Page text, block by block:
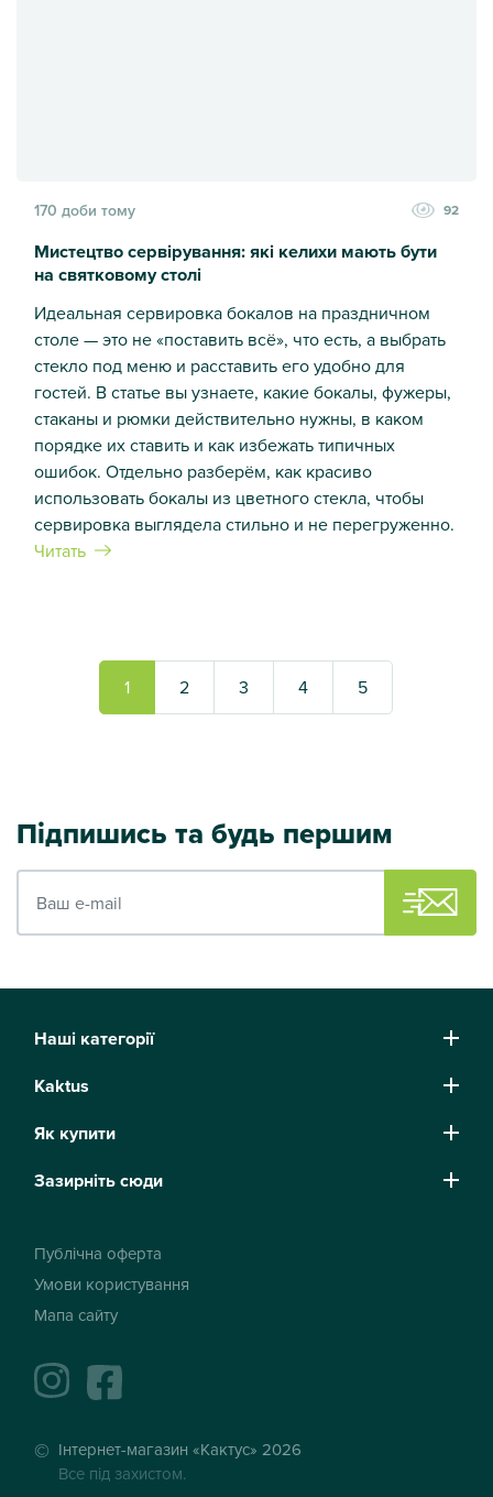
170 доби тому 92
Мистецтво сервірування: які келихи мають бути
на святковому столі
Идеальная сервировка бокалов на праздничном
столе — это не «поставить всё», что есть, а выбрать
стекло под меню и расставить его удобно для
гостей. В статье вы узнаете, какие бокалы, фужеры,
стаканы и рюмки действительно нужны, в каком
порядке их ставить и как избежать типичных
ошибок. Отдельно разберём, как красиво
использовать бокалы из цветного стекла, чтобы
сервировка выглядела стильно и не перегруженно.
Читать
1 2 3 4 5
Підпишись та будь першим
Ваш e-mail
Наші категорії
Kaktus
Як купити
Зазирніть сюди
Публічна оферта
Умови користування
Мапа сайту
instagramfacebook
Інтернет-магазин «Кактус» 2026
Все під захистом.